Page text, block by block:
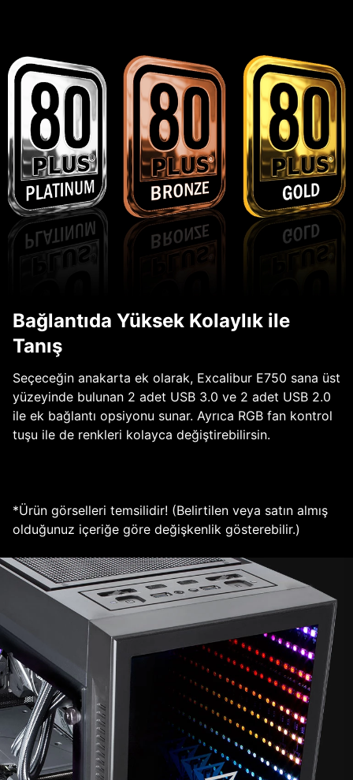
Bağlantıda Yüksek Kolaylık ile
Tanış
Seçeceğin anakarta ek olarak, Excalibur E750 sana üst
yüzeyinde bulunan 2 adet USB 3.0 ve 2 adet USB 2.0
ile ek bağlantı opsiyonu sunar. Ayrıca RGB fan kontrol
tuşu ile de renkleri kolayca değiştirebilirsin.
*Ürün görselleri temsilidir! (Belirtilen veya satın almış
olduğunuz içeriğe göre değişkenlik gösterebilir.)